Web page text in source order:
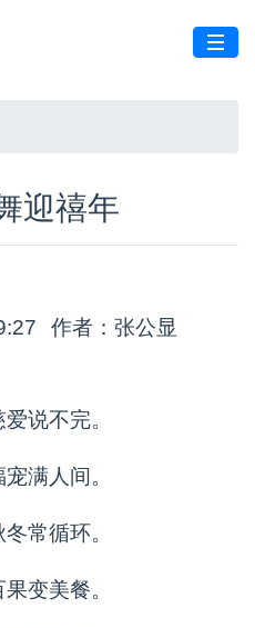
迎禧年
作者：张公显
说不完。
满人间。
常循环。
变美餐。